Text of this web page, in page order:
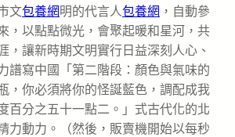
文包養網明的代言人包養網 ，自動參
，以點點微光，會聚起暖和星河，共
，讓新時期文明實行日益深刻人心、
譜寫中國「第二階段：顏色與氣味的
，你必須將你的怪誕藍色，調配成我
百分之五十一點二。」式古代化的北
力動力。（然後，販賣機開始以每秒